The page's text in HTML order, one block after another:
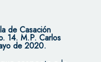
de Casación
14. M.P. Carlos
de 2020.